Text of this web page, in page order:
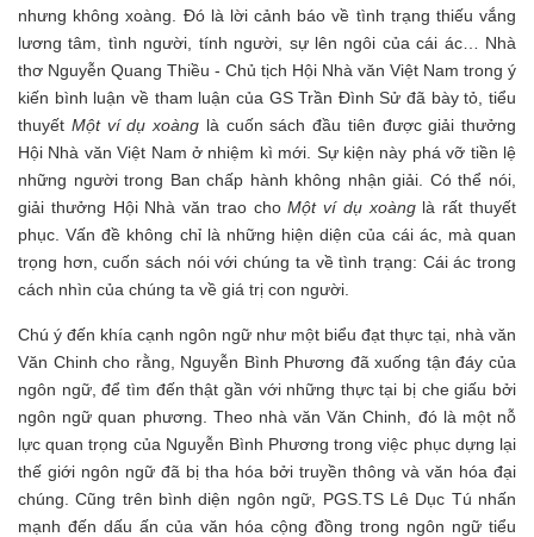
nhưng không xoàng. Đó là lời cảnh báo về tình trạng thiếu vắng
lương tâm, tình người, tính người, sự lên ngôi của cái ác… Nhà
thơ Nguyễn Quang Thiều - Chủ tịch Hội Nhà văn Việt Nam trong ý
kiến bình luận về tham luận của GS Trần Đình Sử đã bày tỏ, tiểu
thuyết Một ví dụ xoàng là cuốn sách đầu tiên được giải thưởng
Hội Nhà văn Việt Nam ở nhiệm kì mới. Sự kiện này phá vỡ tiền lệ
những người trong Ban chấp hành không nhận giải. Có thể nói,
giải thưởng Hội Nhà văn trao choMột ví dụ xoànglà rất thuyết
phục. Vấn đề không chỉ là những hiện diện của cái ác, mà quan
trọng hơn, cuốn sách nói với chúng ta về tình trạng: Cái ác trong
cách nhìn của chúng ta về giá trị con người.
Chú ý đến khía cạnh ngôn ngữ như một biểu đạt thực tại, nhà văn
Văn Chinh cho rằng, Nguyễn Bình Phương đã xuống tận đáy của
ngôn ngữ, để tìm đến thật gần với những thực tại bị che giấu bởi
ngôn ngữ quan phương. Theo nhà văn Văn Chinh, đó là một nỗ
lực quan trọng của Nguyễn Bình Phương trong việc phục dựng lại
thế giới ngôn ngữ đã bị tha hóa bởi truyền thông và văn hóa đại
chúng. Cũng trên bình diện ngôn ngữ, PGS.TS Lê Dục Tú nhấn
mạnh đến dấu ấn của văn hóa cộng đồng trong ngôn ngữ tiểu